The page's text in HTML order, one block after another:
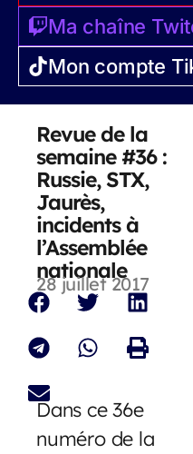
Ma chaîne
Mon compte
Revue de la
semaine #36 :
Russie, STX,
Jaurès,
incidents à
l’Assemblée
nationale
28 juillet 2017
Dans ce 36e
numéro de la